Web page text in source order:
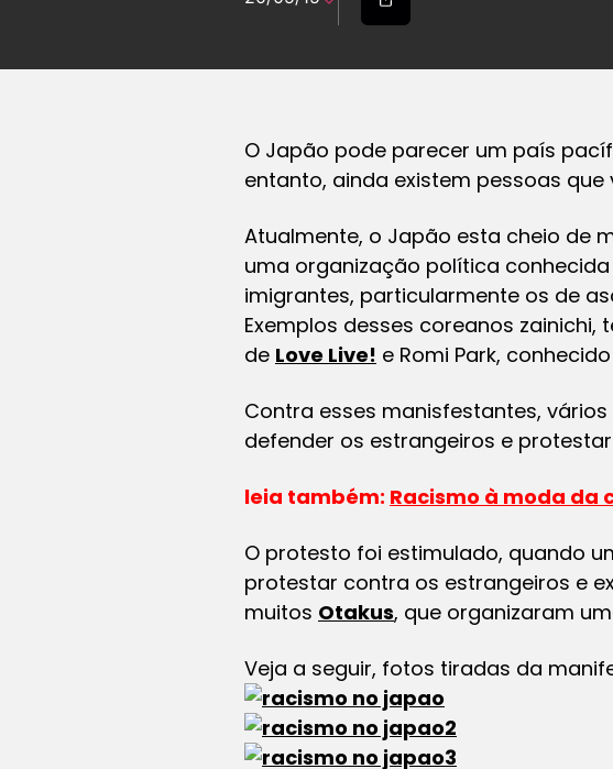
O Japão pode parecer um país
entanto, ainda existem pessoas
Atualmente, o Japão esta cheio de
uma organização política
imigrantes, particularmente os de
Exemplos desses coreanos zainichi,
de Love Live! e Romi Park,
Contra esses manisfestantes, vários
defender os estrangeiros e
leia também: Racismo à moda da
O protesto foi estimulado, quando
protestar contra os estrangeiros e
muitos Otakus, que organizaram
Veja a seguir, fotos tiradas da